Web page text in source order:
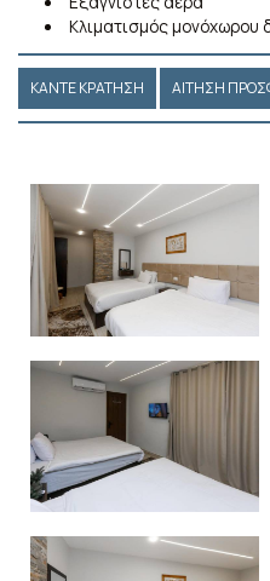
Κλιματισμός μονόχωρου
ΚΆΝΤΕ ΚΡΆΤΗΣΗ ΑΊΤΗΣΗ